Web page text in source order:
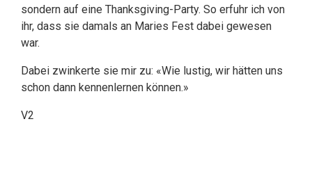
sondern auf eine Thanksgiving-Party. So erfuhr ich von
ihr, dass sie damals an Maries Fest dabei gewesen
war.
Dabei zwinkerte sie mir zu: «Wie lustig, wir hätten uns
schon dann kennenlernen können.»
V2